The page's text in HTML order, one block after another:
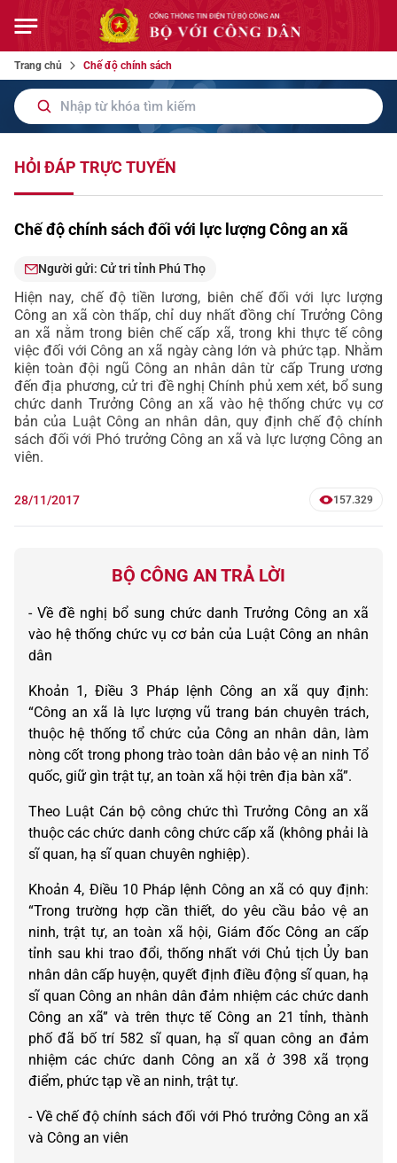
Trang chủ Chế độ chính sách
HỎI ĐÁP TRỰC TUYẾN
Chế độ chính sách đối với lực lượng Công an xã
Người gửi: Cử tri tỉnh Phú Thọ
Hiện nay, chế độ tiền lương, biên chế đối với lực lượng
Công an xã còn thấp, chỉ duy nhất đồng chí Trưởng Công
an xã nằm trong biên chế cấp xã, trong khi thực tế công
việc đối với Công an xã ngày càng lớn và phức tạp. Nhằm
kiện toàn đội ngũ Công an nhân dân từ cấp Trung ương
đến địa phương, cử tri đề nghị Chính phủ xem xét, bổ sung
chức danh Trưởng Công an xã vào hệ thống chức vụ cơ
bản của Luật Công an nhân dân, quy định chế độ chính
sách đối với Phó trưởng Công an xã và lực lượng Công an
viên.
28/11/2017 157.329
BỘ CÔNG AN TRẢ LỜI
- Về đề nghị bổ sung chức danh Trưởng Công an xã
vào hệ thống chức vụ cơ bản của Luật Công an nhân
dân
Khoản 1, Điều 3 Pháp lệnh Công an xã quy định:
“Công an xã là lực lượng vũ trang bán chuyên trách,
thuộc hệ thống tổ chức của Công an nhân dân, làm
nòng cốt trong phong trào toàn dân bảo vệ an ninh Tổ
quốc, giữ gìn trật tự, an toàn xã hội trên địa bàn xã”.
Theo Luật Cán bộ công chức thì Trưởng Công an xã
thuộc các chức danh công chức cấp xã (không phải là
sĩ quan, hạ sĩ quan chuyên nghiệp).
Khoản 4, Điều 10 Pháp lệnh Công an xã có quy định:
“Trong trường hợp cần thiết, do yêu cầu bảo vệ an
ninh, trật tự, an toàn xã hội, Giám đốc Công an cấp
tỉnh sau khi trao đổi, thống nhất với Chủ tịch Ủy ban
nhân dân cấp huyện, quyết định điều động sĩ quan, hạ
sĩ quan Công an nhân dân đảm nhiệm các chức danh
Công an xã” và trên thực tế Công an 21 tỉnh, thành
phố đã bố trí 582 sĩ quan, hạ sĩ quan công an đảm
nhiệm các chức danh Công an xã ở 398 xã trọng
điểm, phức tạp về an ninh, trật tự.
- Về chế độ chính sách đối với Phó trưởng Công an xã
và Công an viên